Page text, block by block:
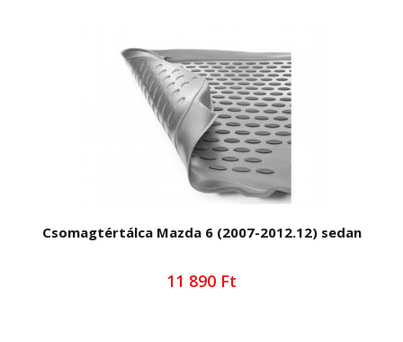
Csomagtértálca Mazda 6 (2007-2012.12) sedan
11 890 Ft